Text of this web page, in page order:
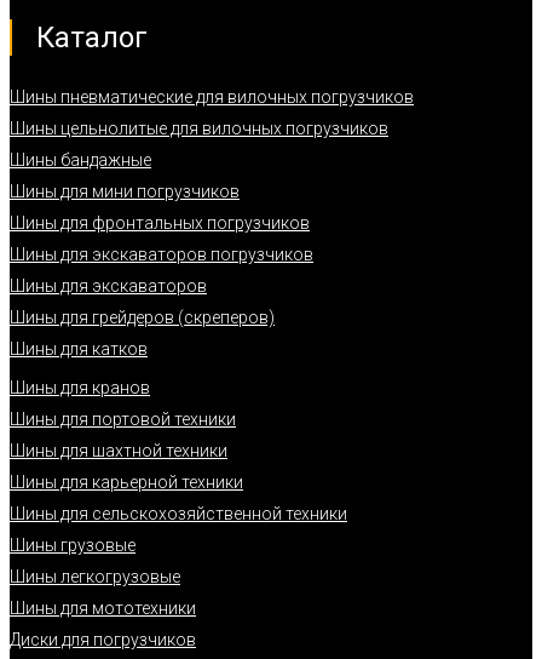
Каталог
Шины пневматические для вилочных погрузчиков
Шины цельнолитые для вилочных погрузчиков
Шины бандажные
Шины для мини погрузчиков
Шины для фронтальных погрузчиков
Шины для экскаваторов погрузчиков
Шины для экскаваторов
Шины для грейдеров (скреперов)
Шины для катков
Шины для кранов
Шины для портовой техники
Шины для шахтной техники
Шины для карьерной техники
Шины для сельскохозяйственной техники
Шины грузовые
Шины легкогрузовые
Шины для мототехники
Диски для погрузчиков